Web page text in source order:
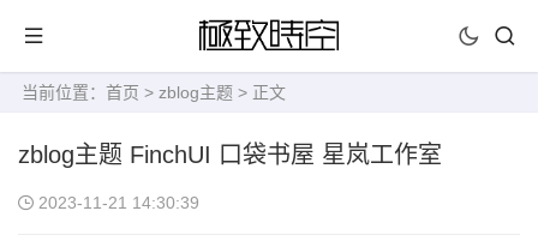
当前位置： 首页 > zblog主题 > 正文
zblog主题 FinchUI 口袋书屋 星岚工作室
2023-11-21 14:30:39